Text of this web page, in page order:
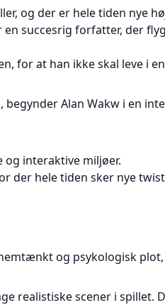
og der er hele tiden nye
succesrig forfatter, der
for at han ikke skal leve i
Alan Wakw i en
interaktive miljøer.
der hele tiden sker nye
og psykologisk
realistiske scener i